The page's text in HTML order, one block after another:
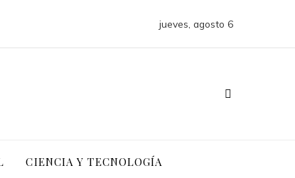
jueves, agosto 6
CIENCIA Y TECNOLOGÍA